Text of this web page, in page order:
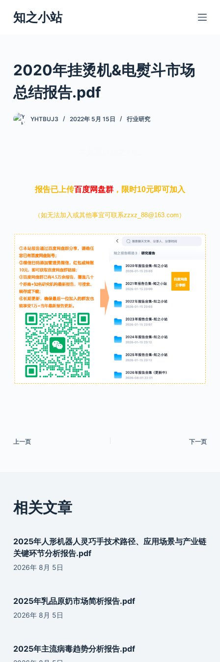
跳
过
知之小站
2020年挂烫机&电熨斗市场
总结报告.pdf
YHTBUJ3 2022年 5月 15日 行业研究
报告已上传百度网盘群，限时10元即可加入
（如无法加入或其他事宜可联系zzxz_88@163.com）
上一页 下一页
相关文章
2025年人形机器人灵巧手技术路径、应用场景与产业链
关键环节分析报告.pdf
2026年 8月 5日
2025年乳品原奶市场简析报告.pdf
2026年 8月 5日
2025年主流病毒趋势分析报告.pdf